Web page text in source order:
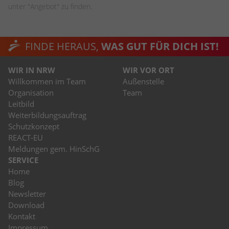
unter "Angebot" zu finden.
FINDE HERAUS, WAS GUT FÜR DICH IST!
WIR IN NRW
Willkommen im Team
Organisation
Leitbild
Weiterbildungsauftrag
Schutzkonzept
REACT-EU
Meldungen gem. HinSchG
WIR VOR ORT
Außenstelle
Team
SERVICE
Home
Blog
Newsletter
Download
Kontakt
stammen, und die Seiten in anonymisierter
Name _dc_gtm_UA-53600496-1
Anbieter
Laufzeit
Zweck
Dieser Cookie identifiziert die Besucher
Google Tag Manager, um die gezielte